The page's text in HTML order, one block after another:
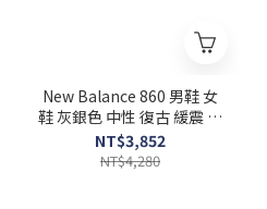
New Balance 860 男鞋 女
鞋 灰銀色 中性 復古 緩震 輕
盈 慢跑鞋 休閒鞋
ML860GB2
NT$3,852
NT$4,280